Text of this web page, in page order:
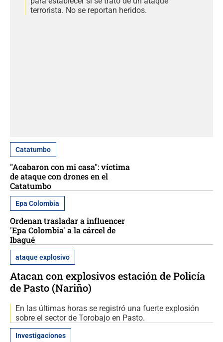
terrorista. No se reportan heridos.
Catatumbo
"Acabaron con mi casa": víctima
de ataque con drones en el
Catatumbo
Epa Colombia
Ordenan trasladar a influencer
'Epa Colombia' a la cárcel de
Ibagué
ataque explosivo
Atacan con explosivos estación de Policía
de Pasto (Nariño)
En las últimas horas se registró una fuerte explosión
sobre el sector de Torobajo en Pasto.
Investigaciones